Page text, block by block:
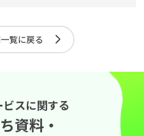
覧に戻る
ビスに関する
資料・